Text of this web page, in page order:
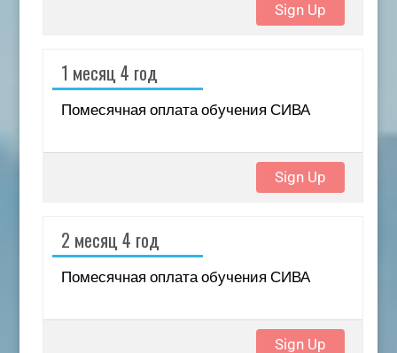
Sign Up
1 месяц 4 год
Помесячная оплата обучения СИВА
Sign Up
2 месяц 4 год
Помесячная оплата обучения СИВА
Sign Up